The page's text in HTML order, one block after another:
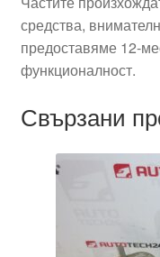
средства,
предоставяме 12-
функционалност.
Свързани